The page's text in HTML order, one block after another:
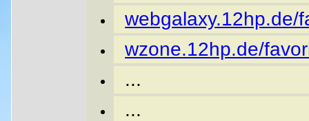
webgalaxy.12hp.de/
wzone.12hp.de/
...
...